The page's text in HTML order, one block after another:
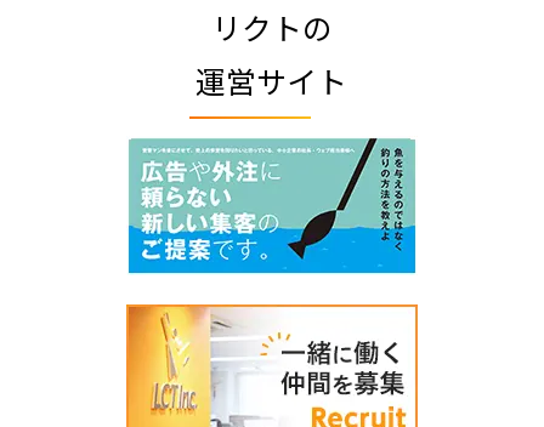
リクトの
運営サイト